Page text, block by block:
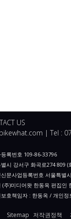
US
| Tel :
록번호 109-86-33796
시 강서구 화곡로274 809 (
문사업등록번호 서울특별
(주)미디어왓 한동옥 편집인
호책임자 : 한동옥 / 개인정
Sitemap 저작권정책